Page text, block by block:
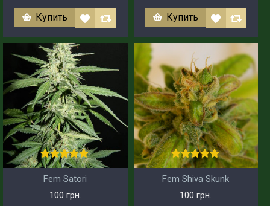
Купить Купить
Fem Satori
100 грн.
Fem Shiva Skunk
100 грн.